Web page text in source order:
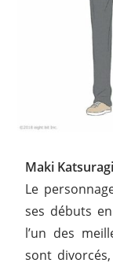
Maki Katsuragi
Le
ses débuts
l’un des
sont